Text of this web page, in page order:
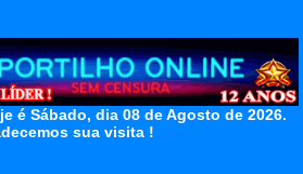
é Sábado, dia 08 de Agosto de 2026.
sua visita !